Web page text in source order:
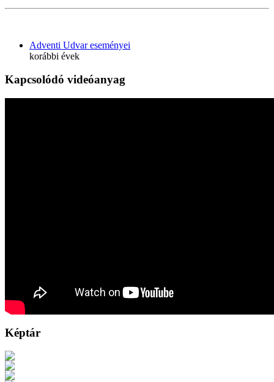
Adventi Udvar eseményei
korábbi évek
Kapcsolódó videóanyag
Képtár